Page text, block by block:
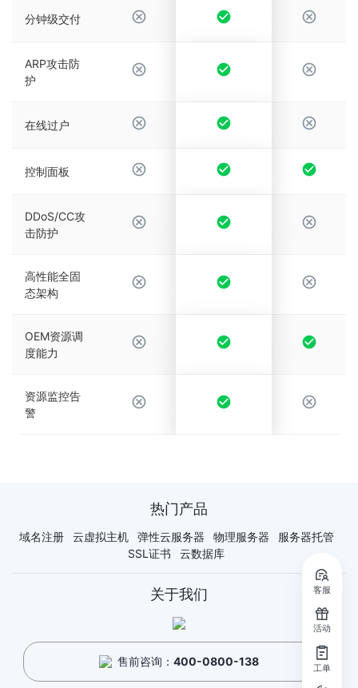
分钟级交付
ARP攻击防
护
在线过户
控制面板
DDoS/CC攻
击防护
高性能全固
态架构
OEM资源调
度能力
资源监控告
警
热门产品
域名注册 云虚拟主机 弹性云服务器 物理服务器
服务器托管
SSL证书
云数据库
关于我们
售前咨询： 400-0800-138
客服
活动
工单